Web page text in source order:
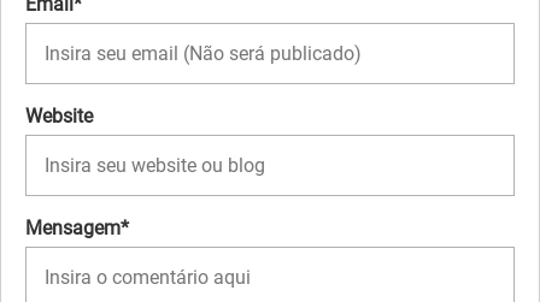
Website
Mensagem*